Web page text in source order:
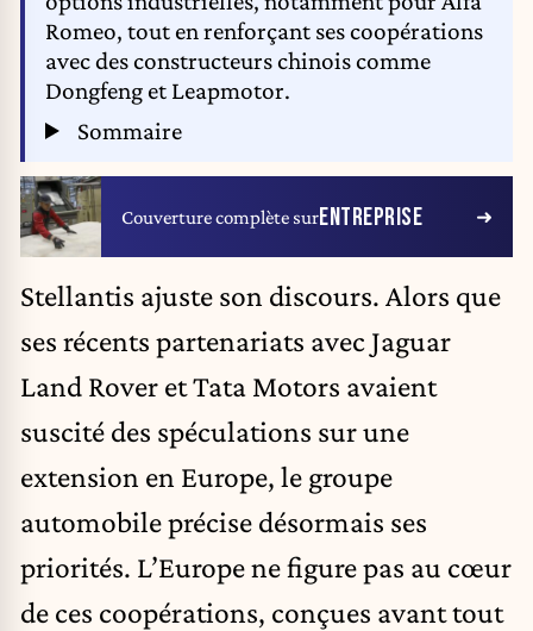
Romeo, tout en renforçant ses coopérations
avec des constructeurs chinois comme
Dongfeng et Leapmotor.
Sommaire
Couverture complète surENTREPRISE
Stellantis ajuste son discours. Alors que
ses récents partenariats avec Jaguar
Land Rover et Tata Motors avaient
suscité des spéculations sur une
extension en Europe, le groupe
automobile précise désormais ses
priorités. L’Europe ne figure pas au cœur
de ces coopérations, conçues avant tout